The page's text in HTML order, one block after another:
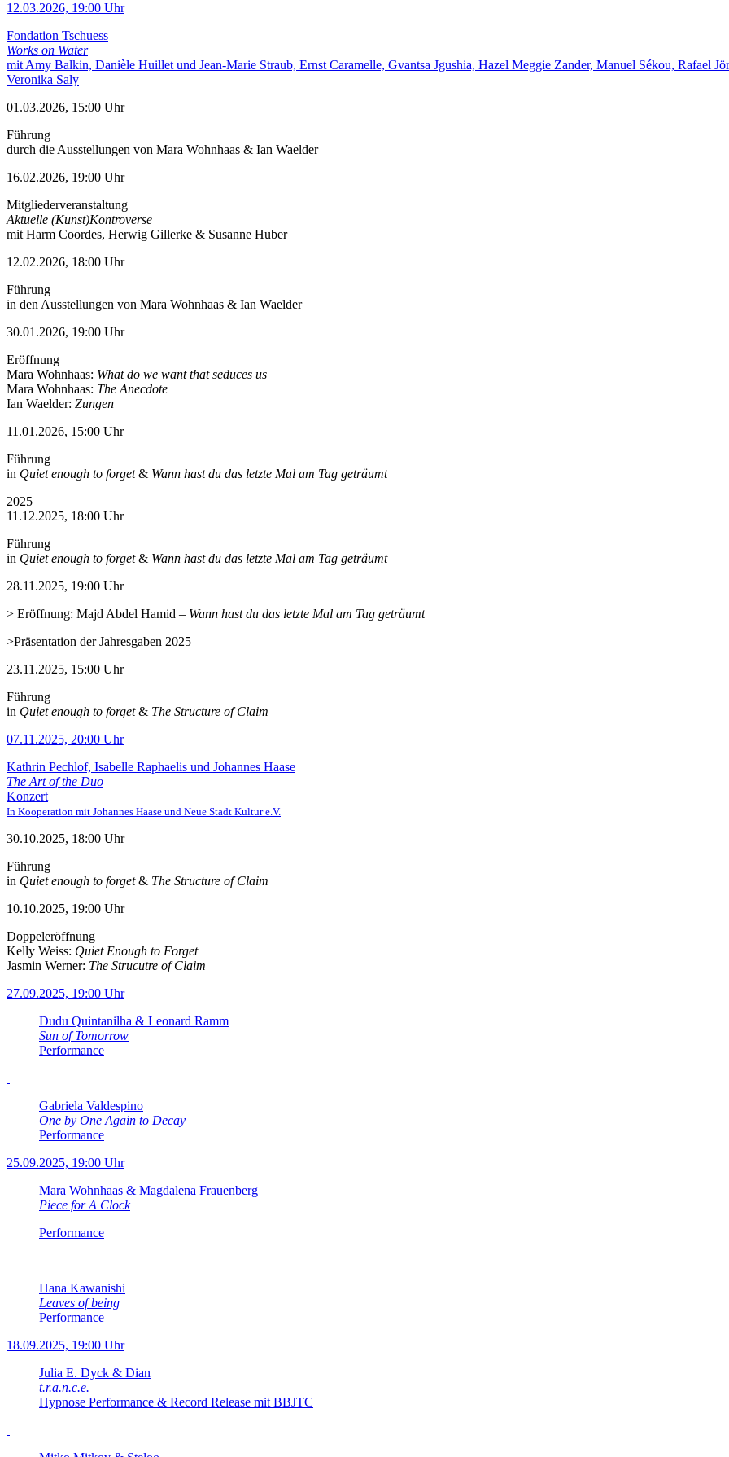
12.03.2026, 19:00 Uhr
Fondation Tschuess
Works on Water
mit Amy Balkin, Danièle Huillet und Jean-Marie Straub, Ernst Caramelle, Gvantsa Jgushia, Hazel Meggie Zander, Manuel Sékou, Rafael
Veronika Saly
01.03.2026, 15:00 Uhr
Führung
durch die Ausstellungen von Mara Wohnhaas & Ian Waelder
16.02.2026, 19:00 Uhr
Mitgliederveranstaltung
Aktuelle (Kunst)Kontroverse
mit Harm Coordes, Herwig Gillerke & Susanne Huber
12.02.2026, 18:00 Uhr
Führung
in den Ausstellungen von Mara Wohnhaas & Ian Waelder
30.01.2026, 19:00 Uhr
Eröffnung
Mara Wohnhaas: What do we want that seduces us
Mara Wohnhaas: The Anecdote
Ian Waelder: Zungen
11.01.2026, 15:00 Uhr
Führung
in Quiet enough to forget& Wann hast du das letzte Mal am Tag geträumt
2025
11.12.2025, 18:00 Uhr
Führung
in Quiet enough to forget& Wann hast du das letzte Mal am Tag geträumt
28.11.2025, 19:00 Uhr
> Eröffnung: Majd Abdel Hamid – Wann hast du das letzte Mal am Tag geträumt
>Präsentation der Jahresgaben 2025
23.11.2025, 15:00 Uhr
Führung
in Quiet enough to forget& The Structure of Claim
07.11.2025, 20:00 Uhr
Kathrin Pechlof, Isabelle Raphaelis und Johannes Haase
The Art of the Duo
Konzert
In Kooperation mit Johannes Haase und Neue Stadt Kultur e.V.
30.10.2025, 18:00 Uhr
Führung
in Quiet enough to forget& The Structure of Claim
10.10.2025, 19:00 Uhr
Doppeleröffnung
Kelly Weiss: Quiet Enough to Forget
Jasmin Werner: The Strucutre of Claim
27.09.2025, 19:00 Uhr
Dudu Quintanilha & Leonard Ramm
Sun of Tomorrow
Performance
Gabriela Valdespino
One by One Again to Decay
Performance
25.09.2025, 19:00 Uhr
Mara Wohnhaas & Magdalena Frauenberg
Piece for A Clock
Performance
Hana Kawanishi
Leaves of being
Performance
18.09.2025, 19:00 Uhr
Julia E. Dyck & Dian
t.r.a.n.c.e.
Hypnose Performance & Record Release mit BBJTC